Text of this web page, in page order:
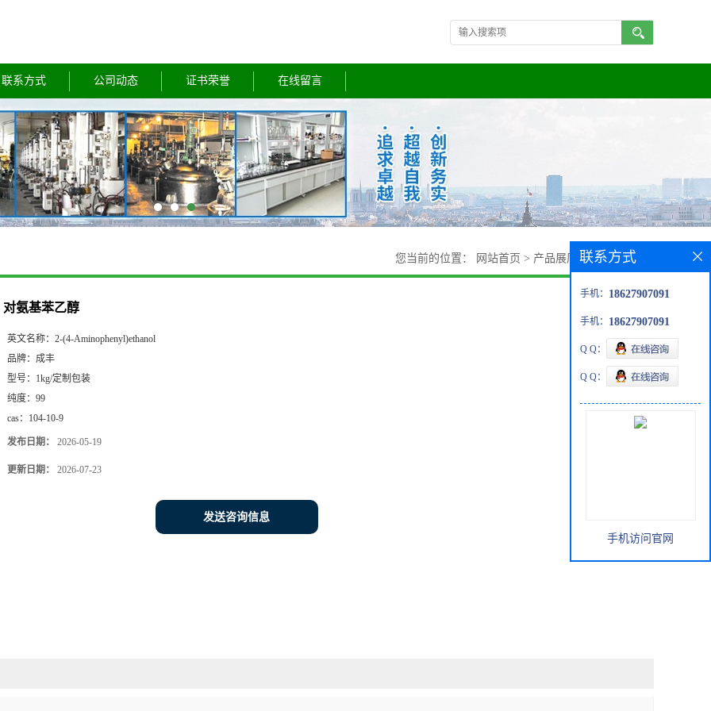
联系方式 公司动态 证书荣誉 在线留言
您当前的位置： 网站首页 > 产品展厅 >对氨基苯乙醇
对氨基苯乙醇
英文名称： 2-(4-Aminophenyl)ethanol
品牌： 成丰
型号： 1kg/定制包装
纯度： 99
cas： 104-10-9
发布日期： 2026-05-19
更新日期： 2026-07-23
发送咨询信息
联系方式
手机： 18627907091
手机： 18627907091
Q Q：
Q Q：
手机访问官网